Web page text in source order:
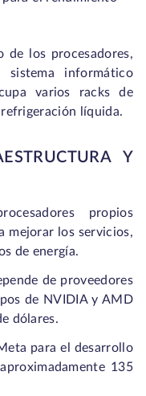
de los procesadores,
sistema informático
varios racks de
líquida.
Y
propios
mejorar los servicios,
de energía.
de proveedores
de NVIDIA y AMD
dólares.
para el desarrollo
135